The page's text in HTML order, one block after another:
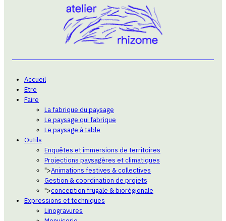
Accueil
Etre
Faire
La fabrique du paysage
Le paysage qui fabrique
Le paysage à table
Outils
Enquêtes et immersions de territoires
Projections paysagères et climatiques
">Animations festives & collectives
Gestion & coordination de projets
">conception frugale & biorégionale
Expressions et techniques
Linogravures